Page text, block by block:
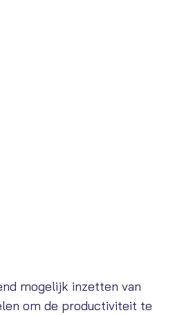
mogelijk inzetten van
om de productiviteit te